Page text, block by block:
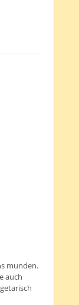
munden.
auch